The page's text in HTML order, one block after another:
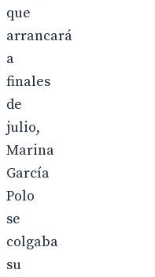
que
arrancará
a
finales
de
julio,
Marina
García
Polo
se
colgaba
su